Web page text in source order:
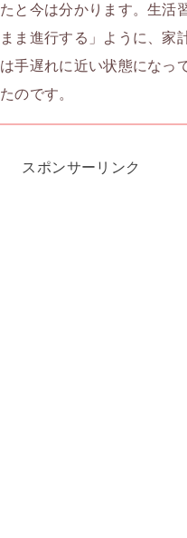
と今は分かります。生活
まま進行する」ように、家
手遅れに近い状態にな
のです。
スポンサーリンク